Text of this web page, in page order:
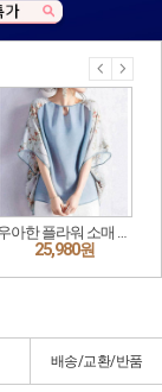
배송/교환/반품